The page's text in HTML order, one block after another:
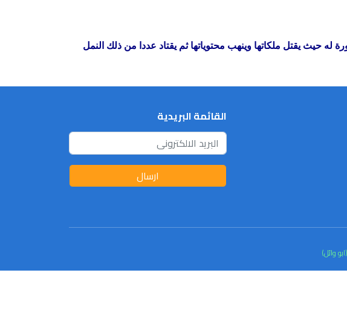
حيث يقتل ملكاتها وينهب محتوياتها ثم يقتاد عددا من ذلك النمل
القائمة البريدية
ارسال
وائل)